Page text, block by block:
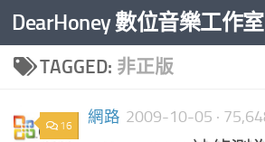
Skip to content
DearHoney 數位音樂工作室
TAGGED: 非正版
16 網路 2009-10-05 ·